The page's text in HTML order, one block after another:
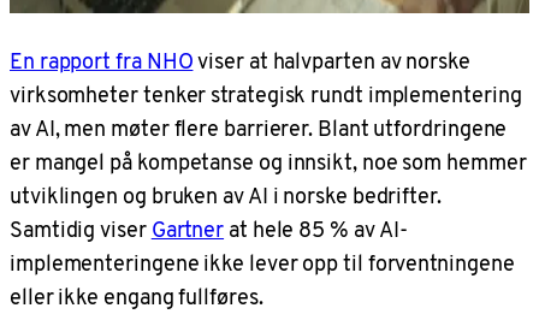
En rapport fra NHOviser at halvparten av norske
virksomheter tenker strategisk rundt implementering
av AI, men møter flere barrierer. Blant utfordringene
er mangel på kompetanse og innsikt, noe som hemmer
utviklingen og bruken av AI i norske bedrifter.
Samtidig viserGartnerat hele 85 % av AI-
implementeringene ikke lever opp til forventningene
eller ikke engang fullføres.